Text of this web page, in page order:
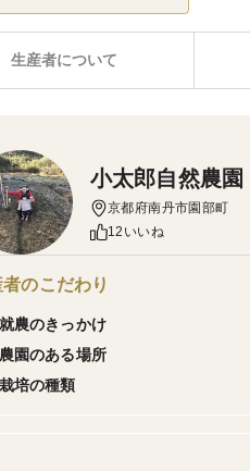
生産者について
小太郎自然農園
京都府南丹市園部町
12いいね
のこだわり
就農のきっかけ
農園のある場所
栽培の種類